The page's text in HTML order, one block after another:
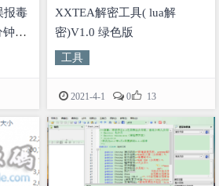
报毒
钟随
XXTEA解密工具( lua解
密)V1.0 绿色版
工具
2021-4-1 0 13